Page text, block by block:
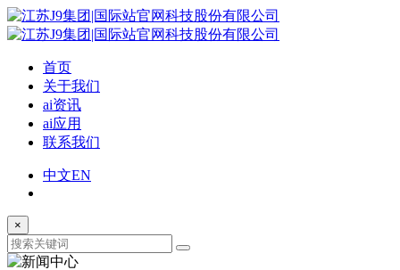
首页
关于我们
ai资讯
ai应用
联系我们
中文EN
×